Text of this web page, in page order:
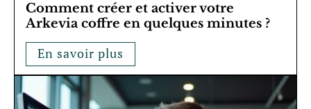
Comment créer et activer votre
Arkevia coffre en quelques minutes ?
En savoir plus